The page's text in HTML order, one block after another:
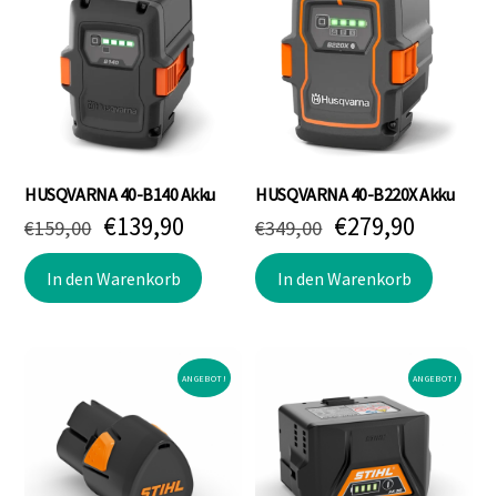
HUSQVARNA 40-B140 Akku
€159,00 Ursprünglicher
Preis
war:
€159,00
€139,90Aktueller
Preis
ist:
€139,90.
In den Warenkorb
HUSQVARNA 40-B220X Akku
€349,00 Ursprünglicher
Preis
war:
€349,00
€279,90
Preis
ist:
In den Warenkorb
ANGEBOT! ANGEBOT!